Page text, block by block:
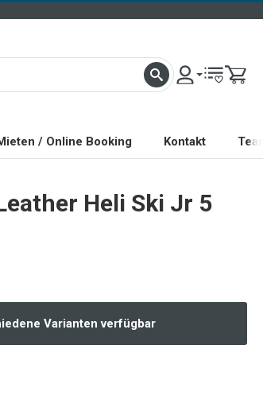
/ Online Booking Kontakt
Heli Ski Jr 5
Varianten verfügbar